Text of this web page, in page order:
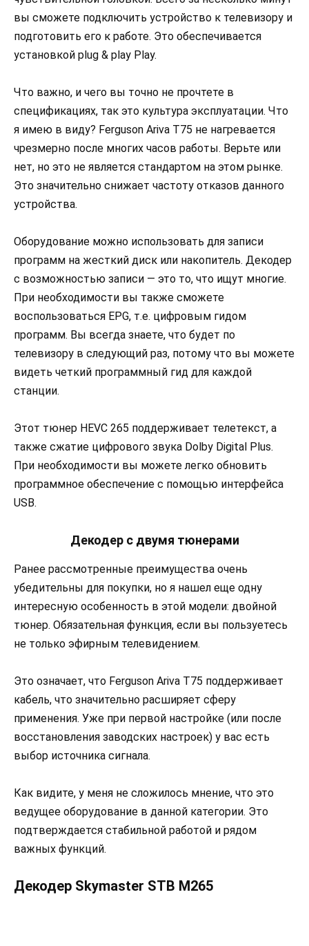
вы сможете подключить устройство к телевизору и
подготовить его к работе. Это обеспечивается
установкой plug & play Play.
Что важно, и чего вы точно не прочтете в
спецификациях, так это культура эксплуатации. Что
я имею в виду? Ferguson Ariva T75 не нагревается
чрезмерно после многих часов работы. Верьте или
нет, но это не является стандартом на этом рынке.
Это значительно снижает частоту отказов данного
устройства.
Оборудование можно использовать для записи
программ на жесткий диск или накопитель. Декодер
с возможностью записи — это то, что ищут многие.
При необходимости вы также сможете
воспользоваться EPG, т.е. цифровым гидом
программ. Вы всегда знаете, что будет по
телевизору в следующий раз, потому что вы можете
видеть четкий программный гид для каждой
станции.
Этот тюнер HEVC 265 поддерживает телетекст, а
также сжатие цифрового звука Dolby Digital Plus.
При необходимости вы можете легко обновить
программное обеспечение с помощью интерфейса
USB.
Декодер с двумя тюнерами
Ранее рассмотренные преимущества очень
убедительны для покупки, но я нашел еще одну
интересную особенность в этой модели: двойной
тюнер. Обязательная функция, если вы пользуетесь
не только эфирным телевидением.
Это означает, что Ferguson Ariva T75 поддерживает
кабель, что значительно расширяет сферу
применения. Уже при первой настройке (или после
восстановления заводских настроек) у вас есть
выбор источника сигнала.
Как видите, у меня не сложилось мнение, что это
ведущее оборудование в данной категории. Это
подтверждается стабильной работой и рядом
важных функций.
Декодер Skymaster STB M265